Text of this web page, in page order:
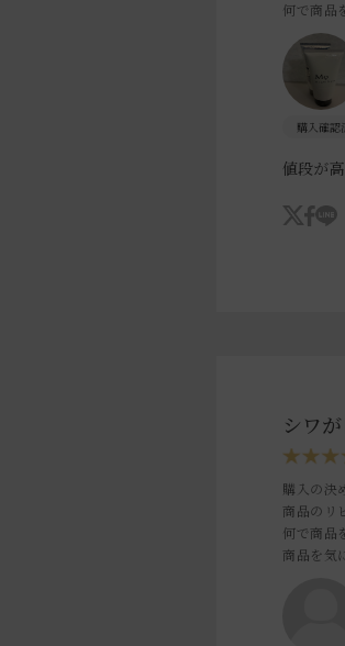
何で商品
値段が
シワ
購入の決
商品のリ
何で商品
商品を気